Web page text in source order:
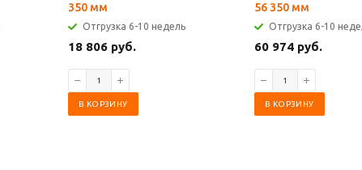
350 мм
Отгрузка 6-10 недель
18 806 руб.
В КОРЗИНУ
56 350 мм
Отгрузка 6-10
60 974 руб.
В КОРЗИНУ